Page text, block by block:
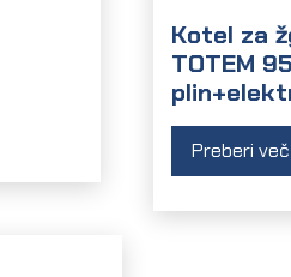
Kotel za
TOTEM
Preberi več